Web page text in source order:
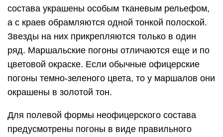
состава украшены особым тканевым рельефом,
а с краев обрамляются одной тонкой полоской.
Звезды на них прикрепляются только в один
ряд. Маршальские погоны отличаются еще и по
цветовой окраске. Если обычные офицерские
погоны темно-зеленого цвета, то у маршалов они
окрашены в золотой тон.
Для полевой формы неофицерского состава
предусмотрены погоны в виде правильного